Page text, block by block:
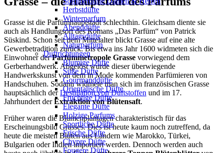
Herbstdüfte
Winterparfum
Abenddüfte
Alltagsdüfte
Naturparfüm
Duftrichtungen
Blumige Düfte
Süße Düfte
Gourmanddüfte
Orientalische Düfte
Fruchtige Düfte
Elegante Düfte
Holzige Parfums
Sportliche Düfte
Frische Düfte
Chypre Düfte
Fougere Düfte
Grasse ist die Parfümhauptstadt schlechthin. Gleichsam diente sie
auch als Handlungsort des Romans „Das Parfüm“ von Patrick
Süskind. Schon seit dem Mittelalter blickt Grasse auf eine alte
Gewerbetradition zurück. Bis etwa ins Jahr 1600 widmeten sich die
Einwohner derParfümmetropole Grasse vorwiegend dem
Gerberhandwerk. Abgelöst wurde dieser überwiegende
Handwerkskunst von dem in Mode kommenden Parfümieren von
Handschuhen. Sodann widmete man sich im französischen Grasse
hauptsächlich derDestillation von Duftstoffen und im 17.
Jahrhundert derExtraktion von Blütensaft.
Früher waren die Blumenplantagen charakteristisch für das
Erscheinungsbild Grasses. Dies ist heute kaum noch zutreffend, da
heute die meisten Blüten aus Ländern wie Marokko, Türkei,
Bulgarien oder Indien importiert werden. Dennoch werden auch